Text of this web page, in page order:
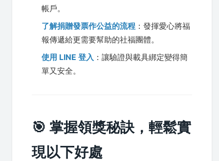
帳戶。
了解捐贈發票作公益的流程 ：發揮愛心將福
報傳遞給更需要幫助的社福團體。
使用 LINE 登入 ：讓驗證與載具綁定變得簡
單又安全。
🎯 掌握領獎秘訣，輕鬆實
現以下好處